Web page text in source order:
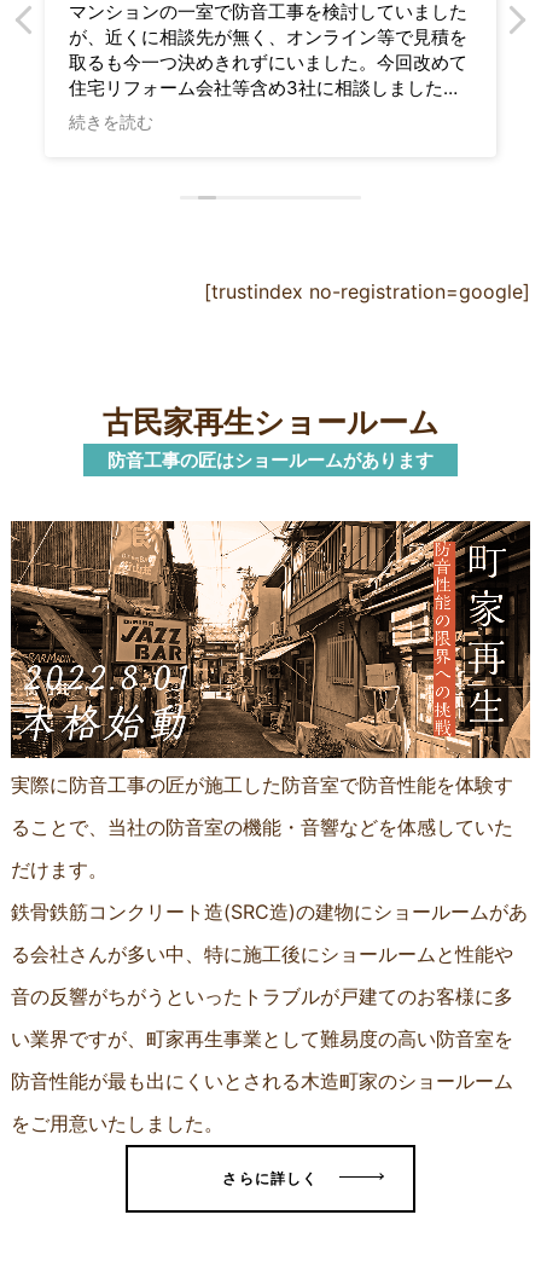
マンションの一室で防音工事を検討していました
が、近くに相談先が無く、オンライン等で見積を
取るも今一つ決めきれずにいました。今回改めて
住宅リフォーム会社等含め3社に相談しました
が、こちらの数々の要望をしっかり理解して相談
に乗って下さったのは御社だけで（さらに最も安
続きを読む
[trustindex no-registration=google]
古民家再生ショールーム
防音工事の匠はショールームがあります
実際に防音工事の匠が施工した防音室で防音性能を体験す
ることで、当社の防音室の機能・音響などを体感していた
だけます。
鉄骨鉄筋コンクリート造(SRC造)の建物にショールームがあ
る会社さんが多い中、特に施工後にショールームと性能や
音の反響がちがうといったトラブルが戸建てのお客様に多
い業界ですが、町家再生事業として難易度の高い防音室を
防音性能が最も出にくいとされる木造町家のショールーム
をご用意いたしました。
さらに詳しく